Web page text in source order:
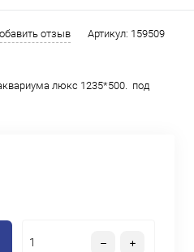
отзыв Артикул: 159509
люкс 1235*500. под